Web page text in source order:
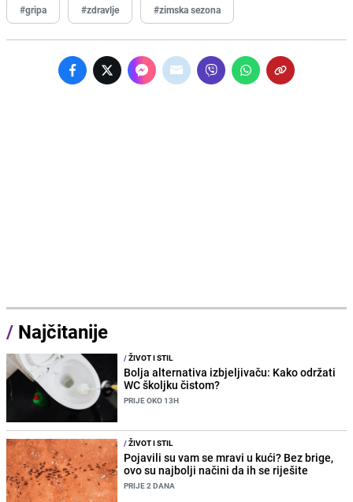
#gripa #zdravlje #zimska sezona
/ Najčitanije
/ŽIVOT I STIL
Bolja alternativa izbjeljivaču: Kako održati
WC školjku čistom?
PRIJE OKO 13H
/ŽIVOT I STIL
Pojavili su vam se mravi u kući? Bez brige,
ovo su najbolji načini da ih se riješite
PRIJE 2 DANA